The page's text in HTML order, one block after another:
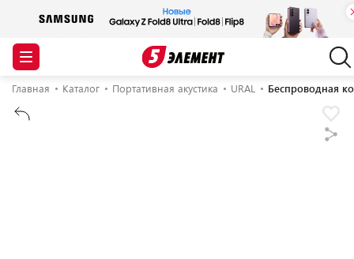
Главная Каталог Портативная акустика URAL Беспроводная